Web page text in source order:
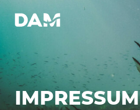
IMPRESSUM